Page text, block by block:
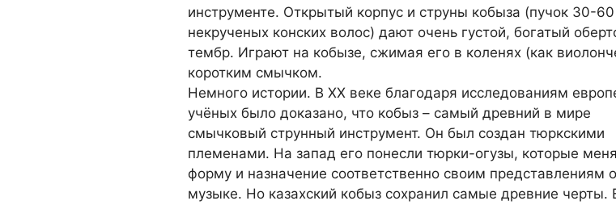
инструменте. Открытый корпус и струны кобыза (пучок 30-60
некрученых конских волос) дают очень густой, богатый
тембр. Играют на кобызе, сжимая его в коленях (как
коротким смычком.
Немного истории. В XX веке благодаря исследованиям
учёных было доказано, что кобыз – самый древний в мире
смычковый струнный инструмент. Он был создан тюркскими
племенами. На запад его понесли тюрки-огузы, которые
форму и назначение соответственно своим представлениям о
музыке. Но казахский кобыз сохранил самые древние черты.